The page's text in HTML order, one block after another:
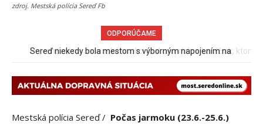
zdroj. Mestská polícia Sereď Fb
ODPORÚČAME
Pri venčení na Jesenského ulici mal usmrtiť psíka vlčiak, ktorý
Mestská polícia Sereď / Počas jarmoku (23.6.-25.6.)